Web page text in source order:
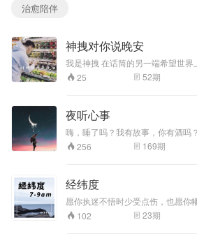
治愈陪伴
神拽对你说晚安
我是神拽 在话筒的另一端希望世界上任何一个角
落的你，一切安好 如果喜欢我的节
的播客吧！
25 52期
夜听心事
嗨，睡了吗？我有故事，你有酒吗
我互诉衷肠，共饮这杯酒。
256 169期
经纬度
愿你执迷不悟时少受点伤，也愿你
是人是，下次当你路过第七城时是
102 23期